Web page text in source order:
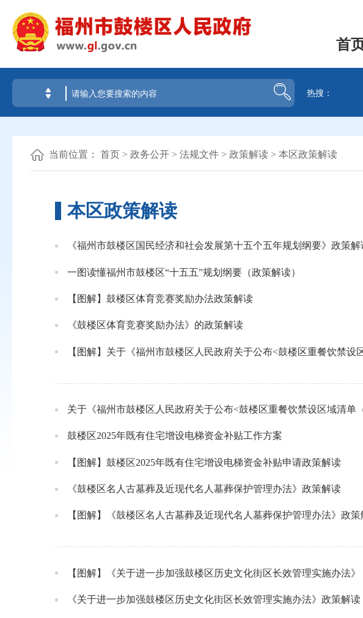
首
热搜：
当前位置： 首页 > 政务公开 > 法规文件 > 政策解读 > 本区政策解读
本区政策解读
《福州市鼓楼区国民经济和社会发展第十五个五年规划纲要》政策解
一图读懂福州市鼓楼区“十五五”规划纲要（政策解读）
【图解】鼓楼区体育竞赛奖励办法政策解读
《鼓楼区体育竞赛奖励办法》的政策解读
【图解】关于《福州市鼓楼区人民政府关于公布<鼓楼区重餐饮禁
关于《福州市鼓楼区人民政府关于公布<鼓楼区重餐饮禁设区域清单
鼓楼区2025年既有住宅增设电梯资金补贴工作方案
【图解】鼓楼区2025年既有住宅增设电梯资金补贴申请政策解读
《鼓楼区名人古墓葬及近现代名人墓葬保护管理办法》政策解读
【图解】《鼓楼区名人古墓葬及近现代名人墓葬保护管理办法》政策
【图解】《关于进一步加强鼓楼区历史文化街区长效管理实施办法》
《关于进一步加强鼓楼区历史文化街区长效管理实施办法》政策解读